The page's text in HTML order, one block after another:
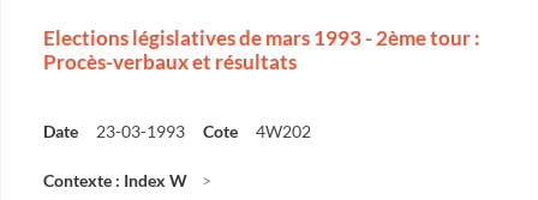
Elections législatives de mars 1993 - 2ème tour :
Procès-verbaux et résultats
Date 23-03-1993 Cote 4W202
Contexte : Index W